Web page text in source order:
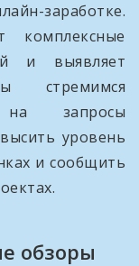
заработке.
комплексные
и выявляет
стремимся
на запросы
уровень
и сообщить
обзоры